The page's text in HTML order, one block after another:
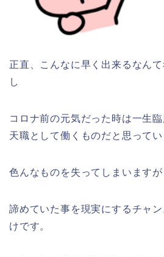
正直、こんなに早く出来るなん
し
コロナ前の元気だった時は一生
天職として働くものだと思ってい
色んなものを失ってしまいますが
諦めていた事を現実にするチャ
けです。